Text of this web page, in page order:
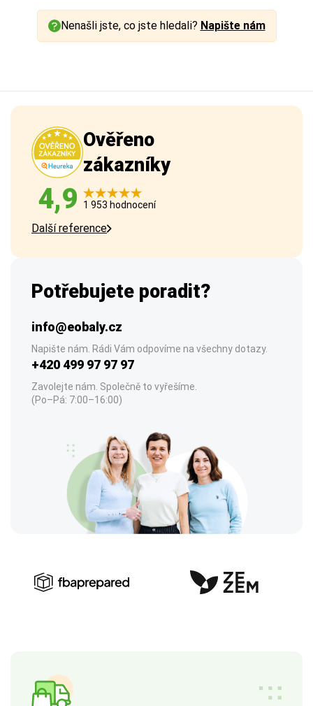
Nenašli jste, co jste hledali? Napište nám
Ověřeno
zákazníky
4,9 1 953 hodnocení
Další reference
Potřebujete poradit?
info@eobaly.cz
Napište nám. Rádi Vám odpovíme na všechny dotazy.
+420 499 97 97 97
Zavolejte nám. Společně to vyřešíme.
(Po–Pá: 7:00–16:00)